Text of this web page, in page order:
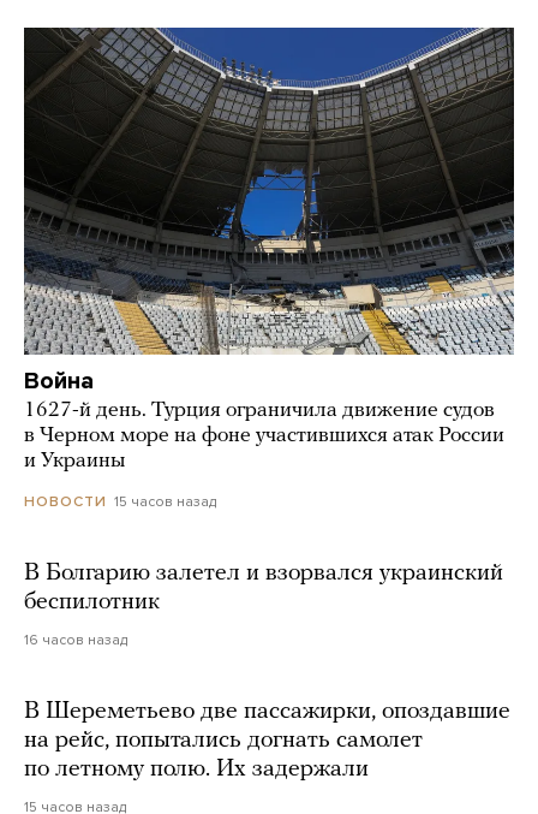
Война
1627-й день. Турция ограничила движение судов
в Черном море на фоне участившихся атак России
и Украины
НОВОСТИ 15 часов назад
В Болгарию залетел и взорвался украинский
беспилотник
16 часов назад
В Шереметьево две пассажирки, опоздавшие
на рейс, попытались догнать самолет
по летному полю. Их задержали
15 часов назад